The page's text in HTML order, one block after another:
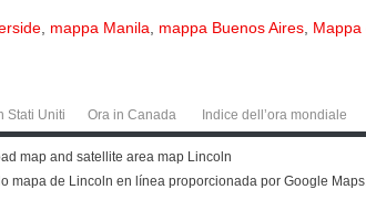
mappa Manila mappa Buenos Aires Mappa
Stati Uniti Ora in Canada Indice dell’ora mondiale
map and satellite area map Lincoln
mapa de Lincoln en línea proporcionada por Google